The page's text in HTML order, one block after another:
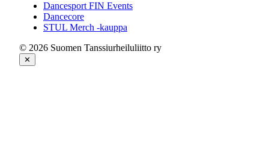
Dancesport FIN Events
Dancecore
STUL Merch -kauppa
© 2026 Suomen Tanssiurheiluliitto ry
✕